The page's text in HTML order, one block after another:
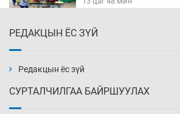
РЕДАКЦЫН ЁС ЗҮЙ
Редакцын ёс зүй
СУРТАЛЧИЛГАА БАЙРШУУЛАХ